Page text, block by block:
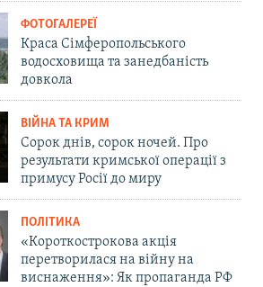
ФОТОГАЛЕРЕЇ
Краса Сімферопольського
водосховища та занедбаність
довкола
ВІЙНА ТА КРИМ
Сорок днів, сорок ночей. Про
результати кримської операції з
примусу Росії до миру
ПОЛІТИКА
«Короткострокова акція
перетворилася на війну на
виснаження»: Як пропаганда РФ